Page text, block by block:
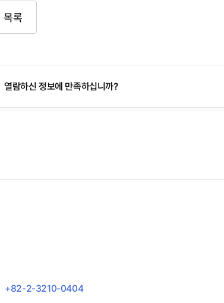
목록
열람하신 정보에 만족하십니까?
+82-2-3210-0404